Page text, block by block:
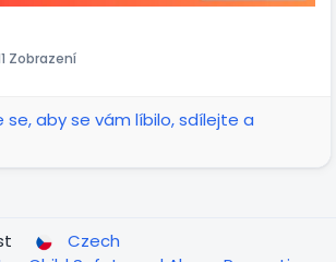
with us and helping us bring the
God’s love to these places. 🙏🔥
Zobrazení
se, aby se vám líbilo, sdílejte a
Czech